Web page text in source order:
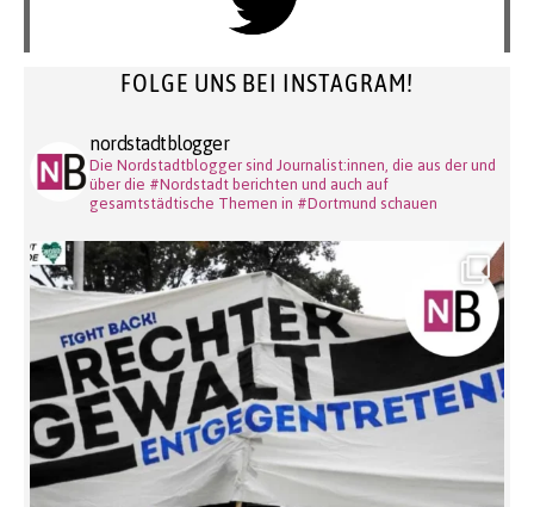
FOLGE UNS BEI INSTAGRAM!
nordstadtblogger
Die Nordstadtblogger sind Journalist:innen, die aus der und
über die #Nordstadt berichten und auch auf
gesamtstädtische Themen in #Dortmund schauen